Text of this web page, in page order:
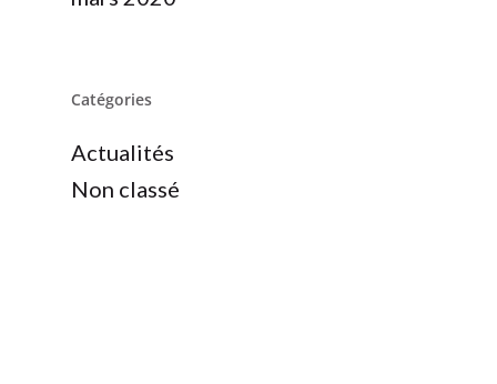
Catégories
Actualités
Non classé